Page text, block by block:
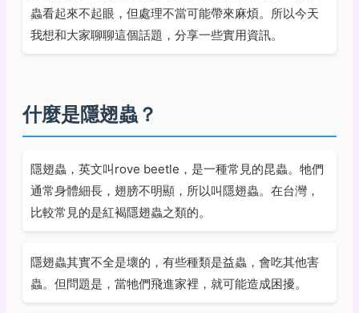
蟲看起來不起眼，但處理不當可能帶來麻煩。所以今天
我想和大家聊聊這個話題，分享一些實用資訊。
什麼是隱翅蟲？
隱翅蟲，英文叫rove beetle，是一種常見的昆蟲。牠們
通常身體細長，翅膀不明顯，所以叫隱翅蟲。在台灣，
比較常見的是紅褐隱翅蟲之類的。
隱翅蟲其實不全是壞的，有些種類是益蟲，會吃其他害
蟲。但問題是，當牠們飛進家裡，就可能造成困擾。